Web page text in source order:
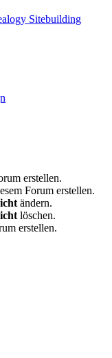
Sitebuilding
erstellen.
Forum erstellen.
ändern.
löschen.
erstellen.